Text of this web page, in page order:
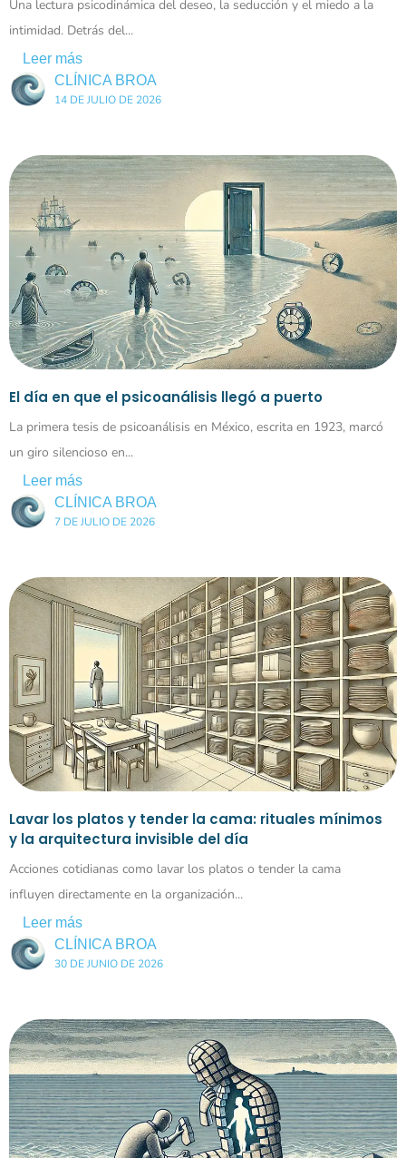
Una lectura psicodinámica del deseo, la seducción y el miedo a la
intimidad. Detrás del...
Leer más
CLÍNICA BROA
14 DE JULIO DE 2026
El día en que el psicoanálisis llegó a puerto
La primera tesis de psicoanálisis en México, escrita en 1923, marcó
un giro silencioso en...
Leer más
CLÍNICA BROA
7 DE JULIO DE 2026
Lavar los platos y tender la cama: rituales mínimos
y la arquitectura invisible del día
Acciones cotidianas como lavar los platos o tender la cama
influyen directamente en la organización...
Leer más
CLÍNICA BROA
30 DE JUNIO DE 2026